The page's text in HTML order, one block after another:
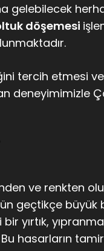
gelebilecek
döşemesi
tercih etmesi ve
deneyimimizle
ve renkten
geçtikçe büyük
yırtık,
hasarların